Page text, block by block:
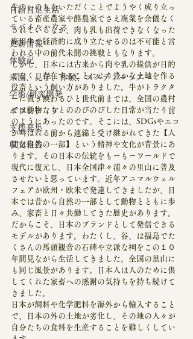
自給自足生活
モバイルハウス
更新情報
体験記
来園、見学、体験、スタディーツアー
学術/研究開発
ボランティア
支援募集
収支報告
牛のいのちをいただくことでようやく成り立っ
ている畜産農家や酪農家でさえ廃業を余儀なく
されているなか、肉も乳も出荷できなくなった
廃用牛で経済的に成り立たせるのは不可能と言
われる中の前代未聞の挑戦ともなります。
しかし、日本には古来から肉や乳の提供が目的
でなく、存在することにより豊かな土地を作る
役畜という飼い方がありました。牛がトラクタ
ーに置き換わるひと世代前までは、全国の農村
では動物たちとののびのびした日常が当たり前
のようにあったのです。そこには、SDGsやエコ
が叫ばれる前から連綿と受け継がれてきた【人
間は自然の一部】という精神や文化が背景にあ
ります。その日本の伝統をもーもーワールドで
現代に復元し、日本全国津々浦々の里山に普及
させたいと思っています。近年アニマルウェル
フェアが欧州・欧米で発達してきましたが、日
本では昔から自然の一部として動物とともに歩
み、家畜と日々共働してきた歴史があります。
だからこそ、日本のブランドとして発信できる
モデルがあります。わたくし、谷、は福島でた
くさんの馬頭観音の石碑や立派な祠をこの１０
年間見ながら生活してきました。全国の里山に
も同じ風景があります。日本人は人のために供
してくれた家畜への感謝の気持ちを持ち続けて
きました。
日本が飼料や化学肥料を海外から輸入すること
で、日本の外の土地が劣化し、その地の人々が
自分たちの食料を生産することを難しくしてい